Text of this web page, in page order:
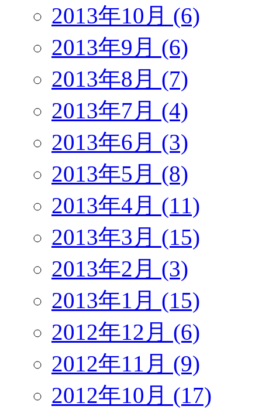
2013年10月 (6)
2013年9月 (6)
2013年8月 (7)
2013年7月 (4)
2013年6月 (3)
2013年5月 (8)
2013年4月 (11)
2013年3月 (15)
2013年2月 (3)
2013年1月 (15)
2012年12月 (6)
2012年11月 (9)
2012年10月 (17)